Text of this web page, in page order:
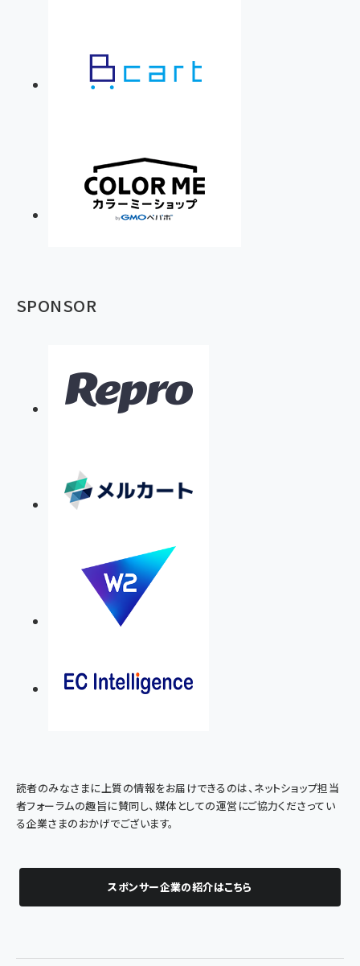
SPONSOR
読者のみなさまに上質の情報をお届けできるのは、ネットショップ担当
者フォーラムの趣旨に賛同し、媒体としての運営にご協力くださってい
る企業さまのおかげでございます。
スポンサー企業の紹介はこちら